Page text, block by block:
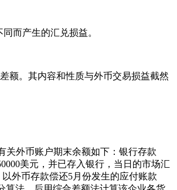
而产生的汇兑损益。
额。其内容和性质与外币交易损益截然
外币账户期末余额如下：银行存款
美元，并已存入银行，当日的市场汇
外币存款偿还5月份发生的应付账款